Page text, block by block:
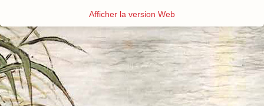
Afficher la version Web